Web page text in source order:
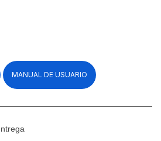
MANUAL DE USUARIO